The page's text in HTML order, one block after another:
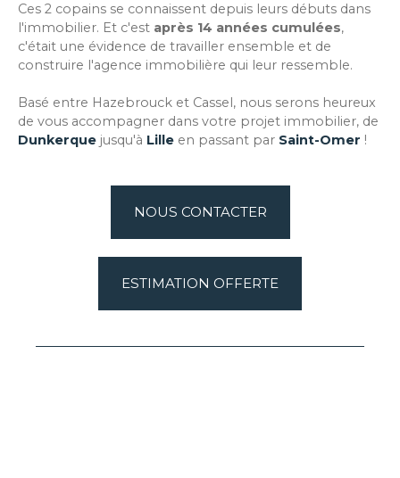
Ces 2 copains se connaissent depuis leurs débuts dans
l'immobilier. Et c'est après 14 années cumulées,
c'était une évidence de travailler ensemble et de
construire l'agence immobilière qui leur ressemble.
Basé entre Hazebrouck et Cassel, nous serons heureux
de vous accompagner dans votre projet immobilier, de
Dunkerque jusqu'à Lille en passant par Saint-Omer !
NOUS CONTACTER
ESTIMATION OFFERTE